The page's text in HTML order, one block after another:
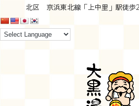
北区 京浜東北線「上中里」駅徒歩